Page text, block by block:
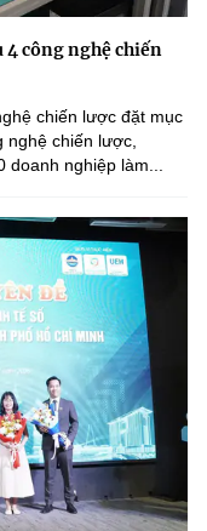
4 công nghệ chiến
chiến lược đặt mục
nghệ chiến lược,
nghiệp làm...